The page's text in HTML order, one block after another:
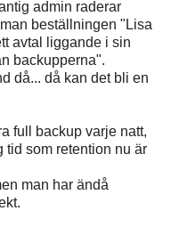
admin raderar
beställningen "Lisa
avtal liggande i sin
backupperna".
då... då kan det bli en
full backup varje natt,
tid som retention nu är
man har ändå